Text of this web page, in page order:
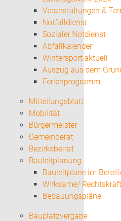
Veranstaltungen &
Notfalldienst
Sozialer Notdienst
Abfallkalender
Wintersport aktuell
Auszug aus dem
Ferienprogramm
Mitteilungsblatt
Mobilität
Bürgermeister
Gemeinderat
Bezirksbeirat
Bauleitplanung
Bauleitpläne im
Wirksame/
Bebauungspläne
Bauplatzvergabe